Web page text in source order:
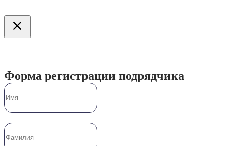
Форма регистрации подрядчика